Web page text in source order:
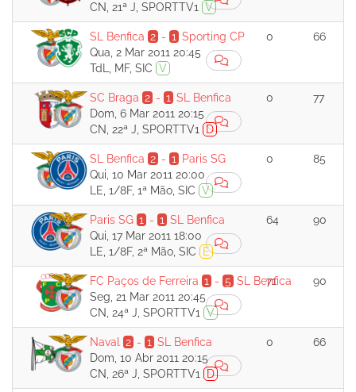
CN, 21ª J, SPORTTV1
V
SL Benfica 2- 1 Sporting CP
Qua, 2 Mar 2011 20:45
TdL, MF, SIC V
0 66
SC Braga 2- 1 SL Benfica
Dom, 6 Mar 2011 20:15
CN, 22ª J, SPORTTV1
D
0 77
SL Benfica 2- 1
Paris SG
Qui, 10 Mar 2011 20:00
LE, 1/8F, 1ª Mão, SIC V
0 85
Paris SG 1 - 1 SL Benfica
Qui, 17 Mar 2011 18:00
LE, 1/8F, 2ª Mão, SIC
E
64 90
FC Paços de Ferreira 1 - 5 SL Benfica
Seg, 21 Mar 2011 20:45
CN, 24ª J, SPORTTV1
V
71 90
Naval 2- 1 SL Benfica
Dom, 10 Abr 2011 20:15
CN, 26ª J, SPORTTV1
D
0 66